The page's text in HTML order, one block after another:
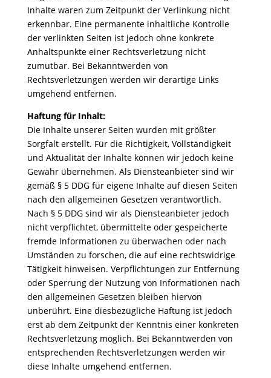
Inhalte waren zum Zeitpunkt der Verlinkung nicht
erkennbar. Eine permanente inhaltliche Kontrolle
der verlinkten Seiten ist jedoch ohne konkrete
Anhaltspunkte einer Rechtsverletzung nicht
zumutbar. Bei Bekanntwerden von
Rechtsverletzungen werden wir derartige Links
umgehend entfernen.
Haftung für Inhalt:
Die Inhalte unserer Seiten wurden mit größter
Sorgfalt erstellt. Für die Richtigkeit, Vollständigkeit
und Aktualität der Inhalte können wir jedoch keine
Gewähr übernehmen. Als Diensteanbieter sind wir
gemäß § 5 DDG für eigene Inhalte auf diesen Seiten
nach den allgemeinen Gesetzen verantwortlich.
Nach § 5 DDG sind wir als Diensteanbieter jedoch
nicht verpflichtet, übermittelte oder gespeicherte
fremde Informationen zu überwachen oder nach
Umständen zu forschen, die auf eine rechtswidrige
Tätigkeit hinweisen. Verpflichtungen zur Entfernung
oder Sperrung der Nutzung von Informationen nach
den allgemeinen Gesetzen bleiben hiervon
unberührt. Eine diesbezügliche Haftung ist jedoch
erst ab dem Zeitpunkt der Kenntnis einer konkreten
Rechtsverletzung möglich. Bei Bekanntwerden von
entsprechenden Rechtsverletzungen werden wir
diese Inhalte umgehend entfernen.